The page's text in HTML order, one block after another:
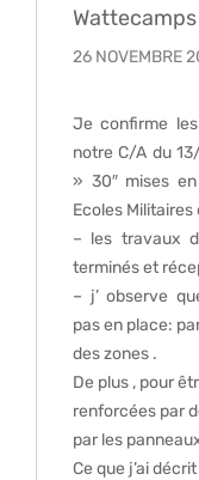
26 NOVEMBRE
Je confirme
notre C/A du
» 30″ mises
Ecoles Militaires
– les travaux
terminés et
– j’ observe
pas en place:
des zones .
De plus , pour
renforcées par
par les
Ce que j’ai